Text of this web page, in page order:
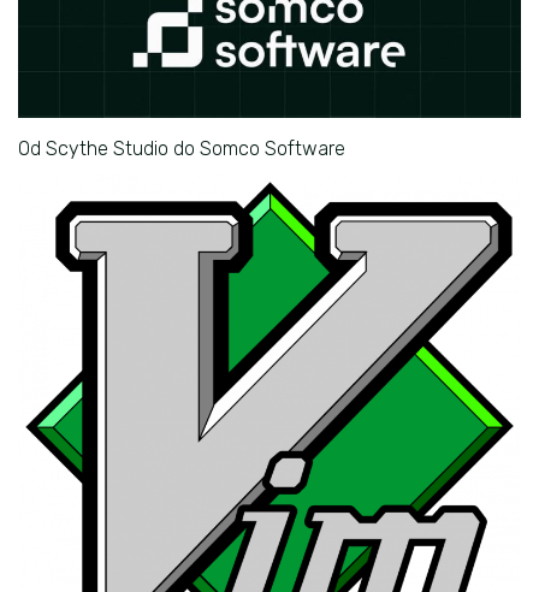
Od Scythe Studio do Somco Software